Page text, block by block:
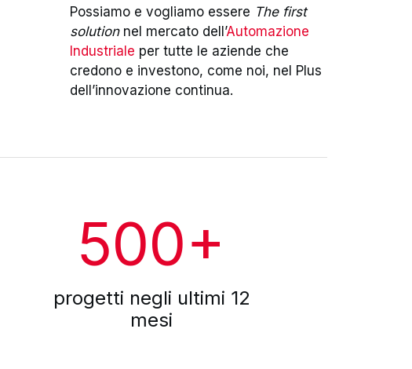
Possiamo e vogliamo essere The first
solutionnel mercato dell’Automazione
Industriale per tutte le aziende che
credono e investono, come noi, nel Plus
dell’innovazione continua.
500+
progetti negli ultimi 12
mesi